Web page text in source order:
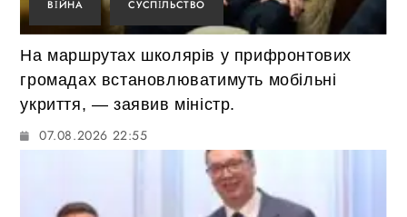
ВІЙНА СУСПІЛЬСТВО
На маршрутах школярів у прифронтових
громадах встановлюватимуть мобільні
укриття, — заявив міністр.
07.08.2026 22:55